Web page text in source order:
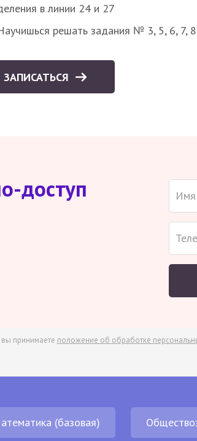
в линии 24 и 27
решать задания № 3, 5, 6, 7,
ЗАПИСАТЬСЯ
доступ
принимаете положение об обработке
(базовая)